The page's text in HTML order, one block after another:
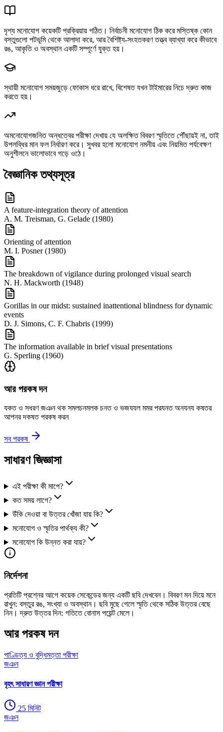
দৃশ্য মনোযোগ কয়েকটি প্রক্রিয়ায় গঠিত। নির্বাচনী মনোযোগ ঠিক করে মস্তিষ্ক কোন
বস্তুগুলো পটভূমি থেকে আলাদা করে, আর বৈশিষ্ট্য-সংহতকরণ তত্ত্ব ব্যাখ্যা করে কীভাবে
রঙ, আকৃতি ও অবস্থান একটি সম্পূর্ণে যুক্ত হয়।
স্থায়ী মনোযোগ সময়জুড়ে ফোকাস ধরে রাখে, বিশেষত যখন টাইমারের নিচে দ্রুত কাজ
করতে হয়।
অমনোযোগজনিত অন্ধত্বের পরীক্ষা দেখায় যে অলক্ষিত বিবরণ স্মৃতিতে পৌঁছায়ই না, তাই
উপলব্ধির মান ফল নির্ধারণ করে। সুখবর হলো মনোযোগ নমনীয় এবং নিয়মিত পর্যবেক্ষণ
অনুশীলনে ভালোভাবে গড়ে ওঠে।
বৈজ্ঞানিক তথ্যসূত্র
A feature-integration theory of attention
A. M. Treisman, G. Gelade (1980)
Orienting of attention
M. I. Posner(1980)
The breakdown of vigilance during prolonged visual search
N. H. Mackworth (1948)
Gorillas in our midst: sustained inattentional blindness for dynamic
events
D. J. Simons, C. F. Chabris (1999)
The information available in brief visual presentations
G. Sperling (1960)
আর পরকষ দন
যকত ও সধরণ জঞন থক সমলচনমলক চনত ও ভজযযল মমর পরযনত অনযনয কষতর
আপনর দকষত পরকষ করন
সব পরকষ
সাধারণ জিজ্ঞাসা
এই পরীক্ষা কী মাপে?
কত সময় লাগে?
উঁকি দেওয়া বা উত্তর খোঁজা যায় কি?
মনোযোগ ও স্মৃতির পার্থক্য কী?
মনোযোগ কি উন্নত করা যায়?
নির্দেশনা
প্রতিটি প্রশ্নের আগে কয়েক সেকেন্ডের জন্য একটি ছবি দেখবেন। বিবরণ মন দিয়ে মনে
রাখুন: বস্তুর রঙ, সংখ্যা ও অবস্থান। ছবি মুছে গেলে স্মৃতি থেকে সঠিক উত্তর বেছে
নিন। দ্রুত উত্তর দিন: গতিতে বোনাস পয়েন্ট মেলে।
আর পরকষ দন
পাণ্ডিত্য ও বুদ্ধিমত্তা পরীক্ষা
জঞন
বৃহৎ সাধারণ জ্ঞান পরীক্ষা
25 মিনিট
জঞন